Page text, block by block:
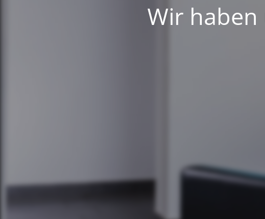
Wir haben